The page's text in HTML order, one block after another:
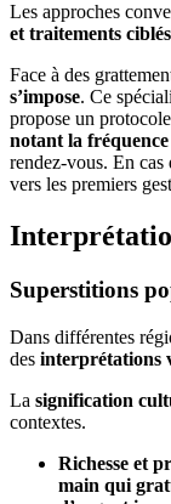
Les approches
et traitements ciblés
Face à des
s’impose. Ce
propose un
notant la fréquence
rendez-vous. En
vers les premiers
Superstitions
Dans différentes
des interprétations
La signification
contextes.
Richesse et
main qui